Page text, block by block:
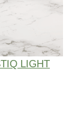
LIGHT